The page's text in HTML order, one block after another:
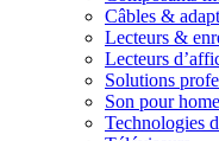
Câbles &
Lecteurs &
Lecteurs
Solutions
Son pour
Technologies